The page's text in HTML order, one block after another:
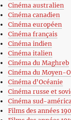
Cinéma australien
Cinéma canadien
Cinéma européen
Cinéma français
Cinéma indien
Cinéma italien
Cinéma du Maghreb
Cinéma du Moyen-
Cinéma d’Océanie
Cinéma russe et
Cinéma sud-
Films des années